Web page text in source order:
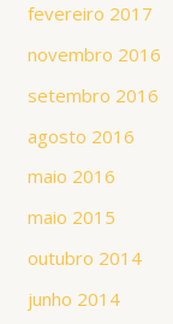
fevereiro 2017
novembro 2016
setembro 2016
agosto 2016
maio 2016
maio 2015
outubro 2014
junho 2014